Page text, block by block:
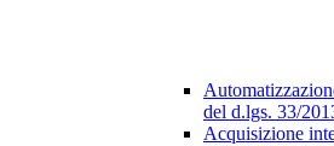
del d.lgs. 33/
Acquisizione